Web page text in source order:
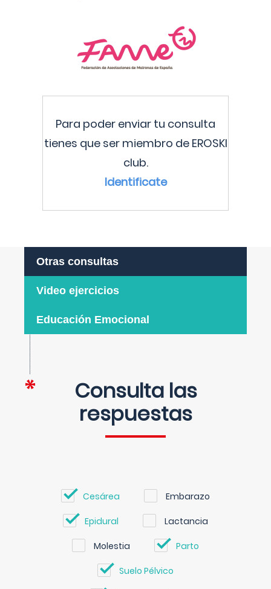
Para poder enviar tu consulta
tienes que ser miembro de EROSKI
club.
Identificate
Otras consultas
Video ejercicios
Educación Emocional
Consulta las
respuestas
Cesárea Embarazo
Epidural Lactancia
Molestia Parto
Suelo Pélvico